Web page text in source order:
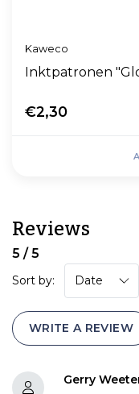
Kaweco
Inktpatronen
€2,30
Reviews
5 / 5
Sort by:
WRITE A REVIEW
Gerry